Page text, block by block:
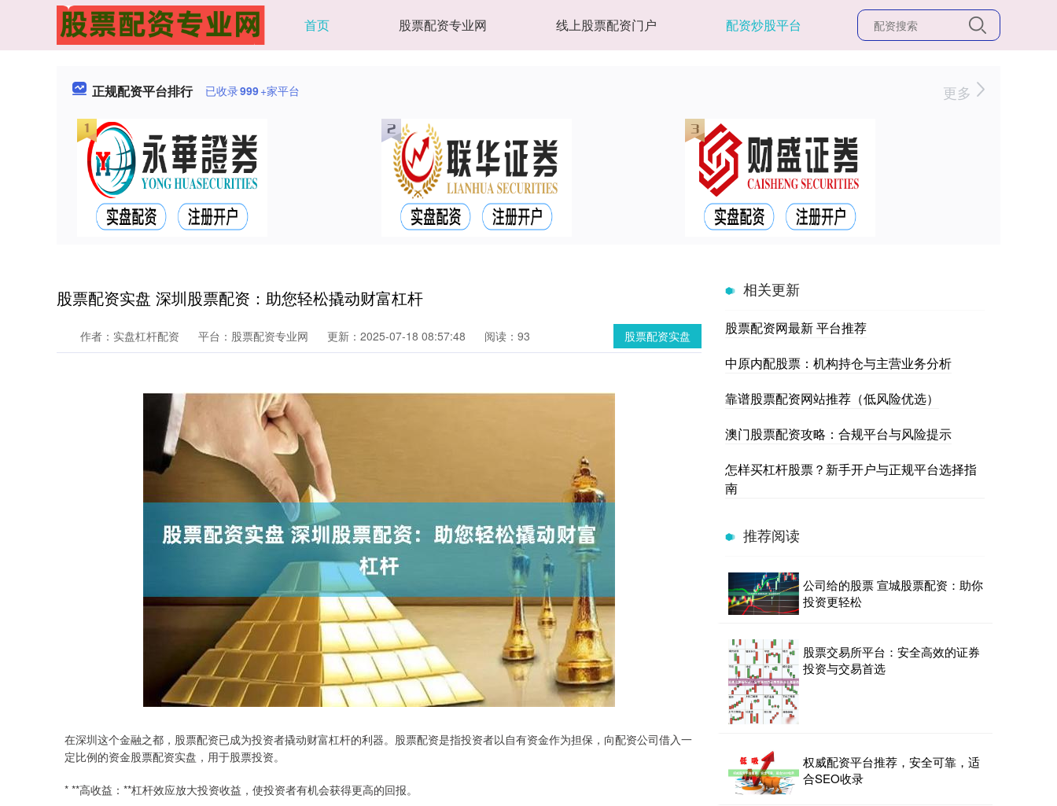
首页 股票配资专业网 线上股票配资门户 配资炒股平台
正规配资平台排行 已收录999+家平台 更多
股票配资实盘 深圳股票配资：助您轻松撬动财富杠杆
股票配资实盘
作者：实盘杠杆配资 平台：股票配资专业网 更新：2025-07-18 08:57:48 阅读：93
在深圳这个金融之都，股票配资已成为投资者撬动财富杠杆的利器。股票配资是指投资者以自有资金作为担保，向配资公司借入一
定比例的资金股票配资实盘，用于股票投资。
* **高收益：**杠杆效应放大投资收益，使投资者有机会获得更高的回报。
相关更新
股票配资网最新 平台推荐
中原内配股票：机构持仓与主营业务分析
靠谱股票配资网站推荐（低风险优选）
澳门股票配资攻略：合规平台与风险提示
怎样买杠杆股票？新手开户与正规平台选择指
南
推荐阅读
公司给的股票 宣城股票配资：助你
投资更轻松
股票交易所平台：安全高效的证券
投资与交易首选
权威配资平台推荐，安全可靠，适
合SEO收录